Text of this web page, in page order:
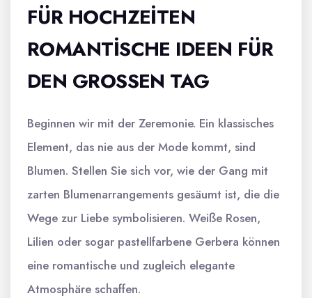
FÜR HOCHZEITEN
ROMANTISCHE IDEEN FÜR
DEN GROSSEN TAG
Beginnen wir mit der Zeremonie. Ein klassisches
Element, das nie aus der Mode kommt, sind
Blumen. Stellen Sie sich vor, wie der Gang mit
zarten Blumenarrangements gesäumt ist, die die
Wege zur Liebe symbolisieren. Weiße Rosen,
Lilien oder sogar pastellfarbene Gerbera können
eine romantische und zugleich elegante
Atmosphäre schaffen.